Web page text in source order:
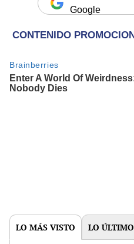
Google
LO MÁS VISTO LO ÚLTIMO